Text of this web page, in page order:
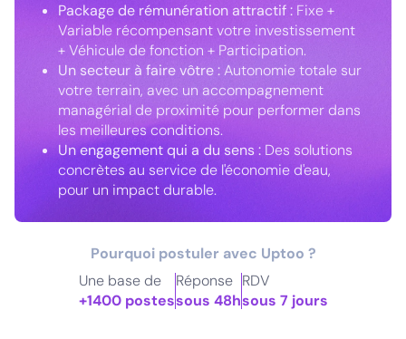
Package de rémunération attractif : Fixe +
Variable récompensant votre investissement
+ Véhicule de fonction + Participation.
Un secteur à faire vôtre :Autonomie totale sur
votre terrain, avec un accompagnement
managérial de proximité pour performer dans
les meilleures conditions.
Un engagement qui a du sens : Des solutions
concrètes au service de l'économie d'eau,
pour un impact durable.
Pourquoi postuler avec Uptoo ?
Une base de
+1400 postes
Réponse
sous 48h
RDV
sous 7 jours